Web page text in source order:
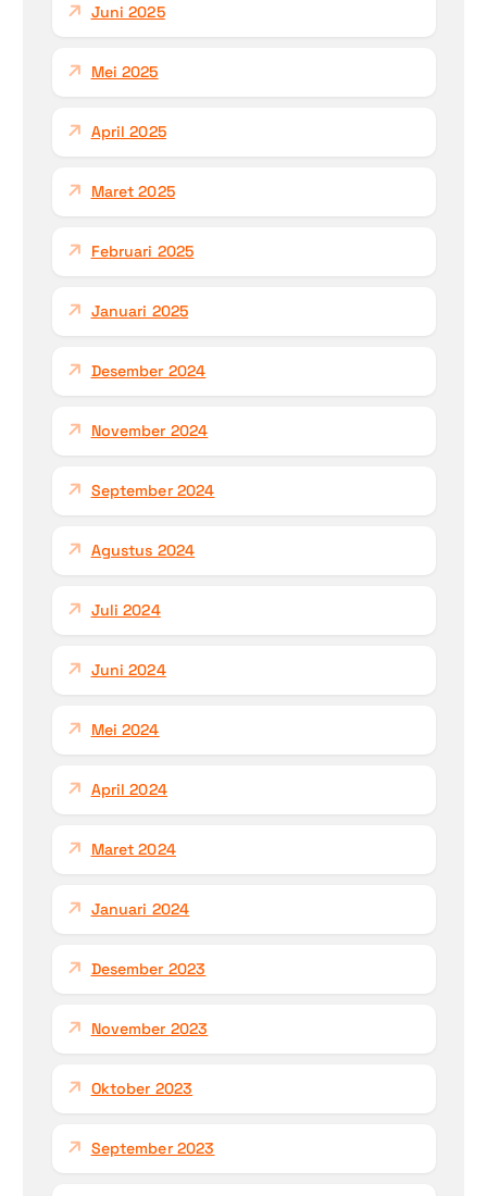
Juni 2025
Mei 2025
April 2025
Maret 2025
Februari 2025
Januari 2025
Desember 2024
November 2024
September 2024
Agustus 2024
Juli 2024
Juni 2024
Mei 2024
April 2024
Maret 2024
Januari 2024
Desember 2023
November 2023
Oktober 2023
September 2023